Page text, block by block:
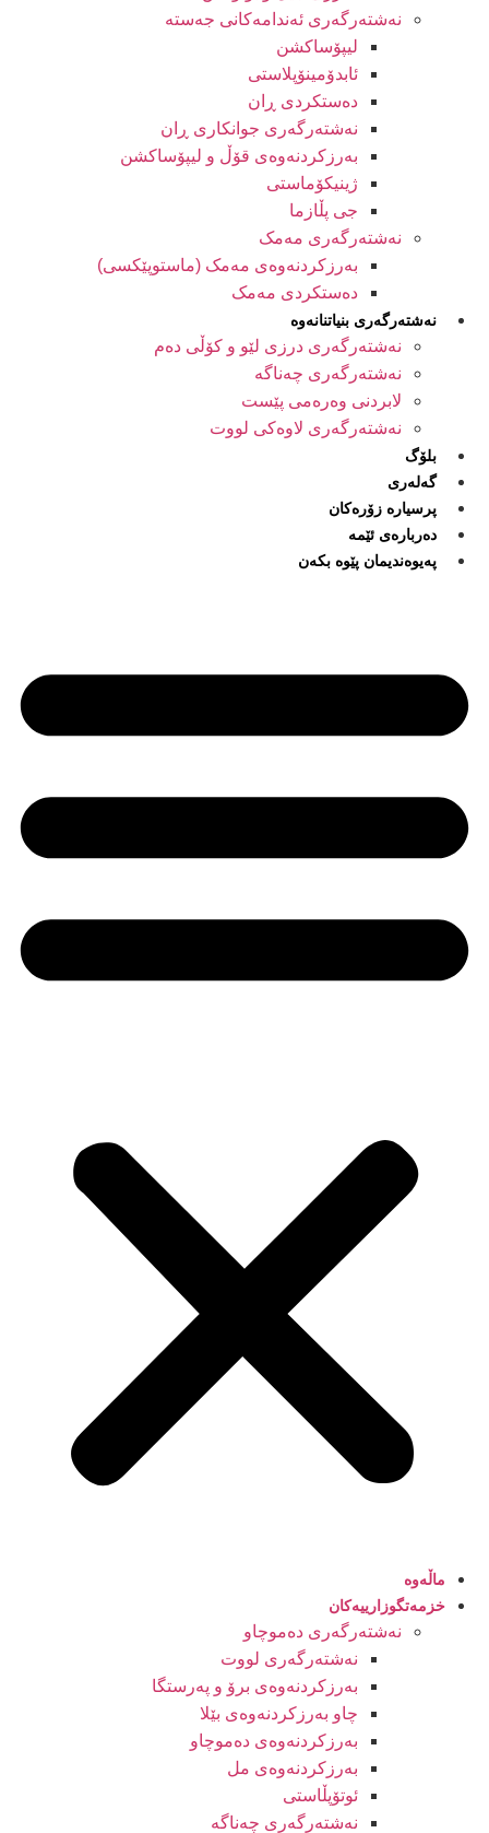
نەشتەرگەری ئەندامەکانی جەستە
لیپۆساکشن
ئابدۆمینۆپلاستی
دەستکردی ڕان
نەشتەرگەری جوانکاری ڕان
بەرزکردنەوەی قۆڵ و لیپۆساکشن
ژینیکۆماستی
جی پڵازما
نەشتەرگەری مەمک
بەرزکردنەوەی مەمک (ماستوپێکسی)
دەستکردی مەمک
نەشتەرگەری بنیاتنانەوە
نەشتەرگەری درزی لێو و کۆڵی دەم
نەشتەرگەری چەناگە
لابردنی وەرەمی پێست
نەشتەرگەری لاوەکی لووت
بلۆگ
گەلەری
پرسیارە زۆرەکان
دەربارەی ئێمە
پەیوەندیمان پێوە بکەن
ماڵەوە
خزمەتگوزارییەکان
نەشتەرگەری دەموچاو
نەشتەرگەری لووت
بەرزکردنەوەی برۆ و پەرستگا
چاو بەرزکردنەوەی بێلا
بەرزکردنەوەی دەموچاو
بەرزکردنەوەی مل
ئوتۆپڵاستی
نەشتەرگەری چەناگە